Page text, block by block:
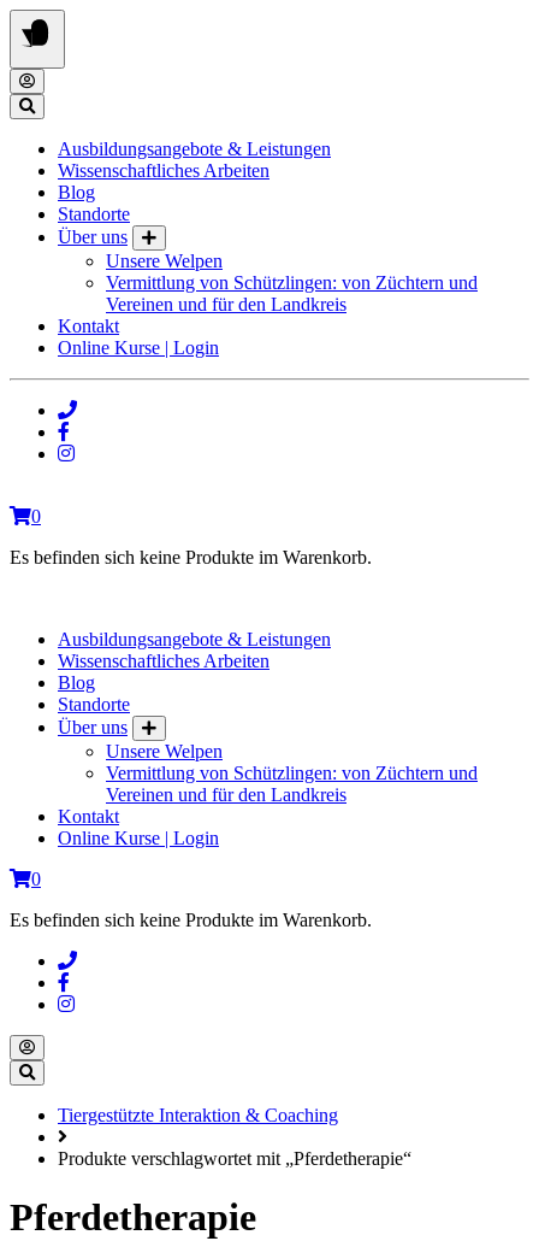
Springe
zum
Inhalt
Ausbildungsangebote & Leistungen
Wissenschaftliches Arbeiten
Blog
Standorte
Über uns
Unsere Welpen
Vermittlung von Schützlingen: von Züchtern und
Vereinen und für den Landkreis
Kontakt
Online Kurse | Login
0
Es befinden sich keine Produkte im Warenkorb.
Ausbildungsangebote & Leistungen
Wissenschaftliches Arbeiten
Blog
Standorte
Über uns
Unsere Welpen
Vermittlung von Schützlingen: von Züchtern und
Vereinen und für den Landkreis
Kontakt
Online Kurse | Login
0
Es befinden sich keine Produkte im Warenkorb.
Tiergestützte Interaktion & Coaching
Produkte verschlagwortet mit „Pferdetherapie“
Pferdetherapie